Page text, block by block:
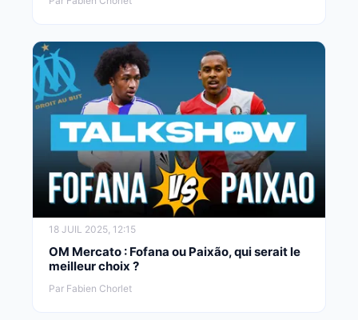
18 JUIL 2025, 12:15
OM Mercato : Fofana ou Paixão, qui serait le
meilleur choix ?
Par Fabien Chorlet